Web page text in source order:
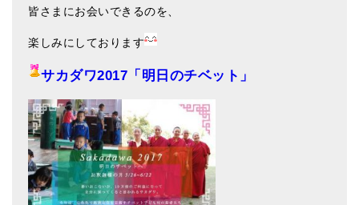
皆さまにお会いできるのを、
楽しみにしております
サカダワ2017「明日のチベット」